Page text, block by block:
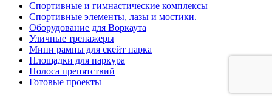
Спортивные и гимнастические комплексы
Спортивные элементы, лазы и мостики.
Оборудование для Воркаута
Уличные тренажеры
Мини рампы для скейт парка
Площадки для паркура
Полоса препятствий
Готовые проекты